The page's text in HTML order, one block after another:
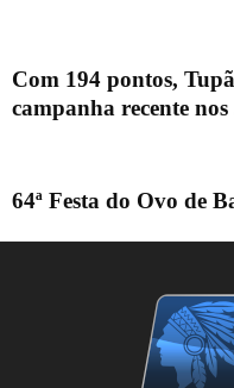
Com 194 pontos,
campanha recente nos
64ª Festa do Ovo de